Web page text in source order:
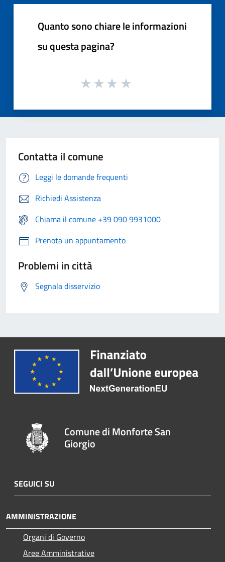
Quanto sono chiare le informazioni
su questa pagina?
Contatta il comune
Leggi le domande frequenti
Richiedi Assistenza
Chiama il comune +39 090 9931000
Prenota un appuntamento
Problemi in città
Segnala disservizio
Comune di Monforte San
Giorgio
SEGUICI SU
AMMINISTRAZIONE
Organi di Governo
Aree Amministrative